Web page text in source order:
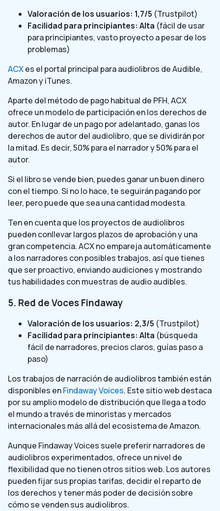
Valoración de los usuarios: 1,7/5 (Trustpilot)
Facilidad para principiantes: Alta (fácil de usar
para principiantes, vasto proyecto a pesar de los
problemas)
ACXes el portal principal para audiolibros de Audible,
Amazon y iTunes.
Aparte del método de pago habitual de PFH, ACX
ofrece un modelo de participación en los derechos de
autor. En lugar de un pago por adelantado, ganas los
derechos de autor del audiolibro, que se dividirán por
la mitad. Es decir, 50% para el narrador y 50% para el
autor.
Si el libro se vende bien, puedes ganar un buen dinero
con el tiempo. Si no lo hace, te seguirán pagando por
leer, pero puede que sea una cantidad modesta.
Ten en cuenta que los proyectos de audiolibros
pueden conllevar largos plazos de aprobación y una
gran competencia. ACX no empareja automáticamente
a los narradores con posibles trabajos, así que tienes
que ser proactivo, enviando audiciones y mostrando
tus habilidades con muestras de audio audibles.
5. Red de Voces Findaway
Valoración de los usuarios: 2,3/5 (Trustpilot)
Facilidad para principiantes: Alta (búsqueda
fácil de narradores, precios claros, guías paso a
paso)
Los trabajos de narración de audiolibros también están
disponibles enFindaway Voices. Este sitio web destaca
por su amplio modelo de distribución que llega a todo
el mundo a través de minoristas y mercados
internacionales más allá del ecosistema de Amazon.
Aunque Findaway Voices suele preferir narradores de
audiolibros experimentados, ofrece un nivel de
flexibilidad que no tienen otros sitios web. Los autores
pueden fijar sus propias tarifas, decidir el reparto de
los derechos y tener más poder de decisión sobre
cómo se venden sus audiolibros.